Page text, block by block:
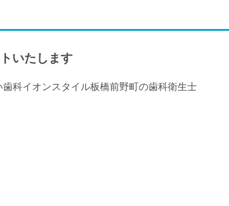
9/28 9/29 9/30
いたします